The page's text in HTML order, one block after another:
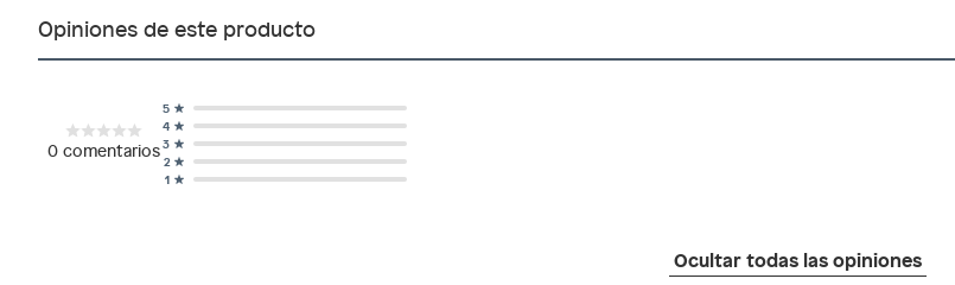
Opiniones de este producto
0 comentarios
1
2
3
4
5
Ocultar todas las opiniones